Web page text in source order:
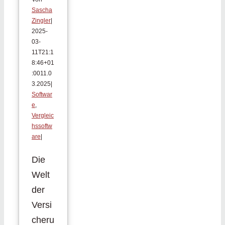
Sascha
Zingler
2025-
03-
11T21:1
8:46+01
:0011.0
3.2025
Softwar
e,
Vergleic
hssoftw
are
Die
Welt
der
Versi
cheru